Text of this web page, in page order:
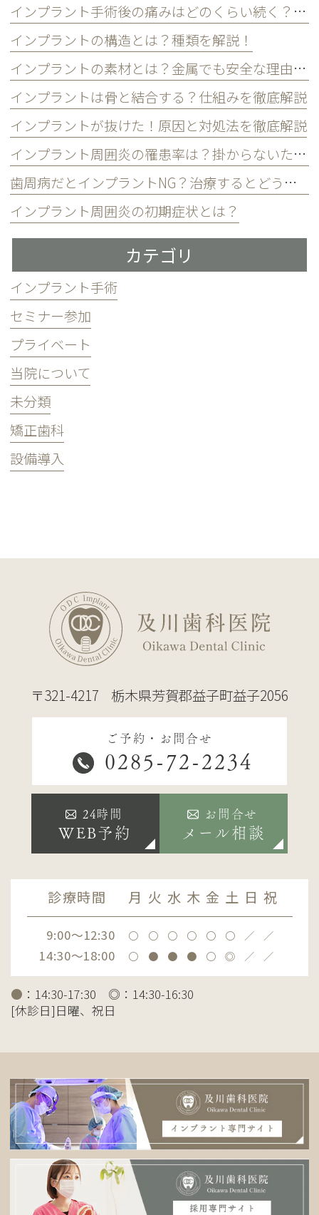
インプラント手術後の痛みはどのくらい続く？和らげるには？
インプラントの構造とは？種類を解説！
インプラントの素材とは？金属でも安全な理由とは
インプラントは骨と結合する？仕組みを徹底解説
インプラントが抜けた！原因と対処法を徹底解説
インプラント周囲炎の罹患率は？掛からないための3つの習慣
歯周病だとインプラントNG？治療するとどうなる？
インプラント周囲炎の初期症状とは？
カテゴリ
インプラント手術
セミナー参加
プライベート
当院について
未分類
矯正歯科
設備導入
〒321-4217 栃木県芳賀郡益子町益子2056
ご予約・お問合せ
0285-72-2234
24時間
WEB予約
お問合せ
メール相談
診療時間 月 火 水 木 金 土 日 祝
9:00～12:30 〇 〇 〇 〇 〇 〇 ／ ／
14:30～18:00 〇 ● ● ● 〇 ◎ ／ ／
● ：14:30-17:30 ◎：14:30-16:30
[休診日]日曜、祝日